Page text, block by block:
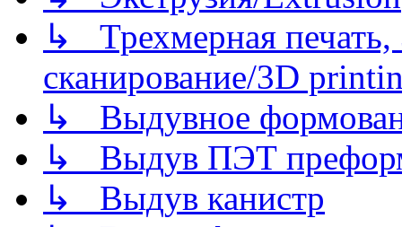
↳ Трехмерная
сканирование/3D
↳ Выдувное
↳ Выдув ПЭТ
↳ Выдув канистр